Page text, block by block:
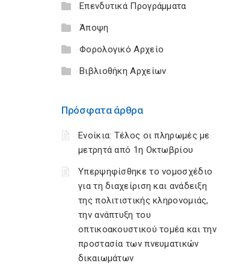
Επενδυτικά Προγράμματα
Άποψη
Φορολογικό Αρχείο
Βιβλιοθήκη Αρχείων
Πρόσφατα άρθρα
Ενοίκια: Τέλος οι πληρωμές με
μετρητά από 1η Οκτωβρίου
Υπερψηφίσθηκε το νομοσχέδιο
για τη διαχείριση και ανάδειξη
της πολιτιστικής κληρονομιάς,
την ανάπτυξη του
οπτικοακουστικού τομέα και την
προστασία των πνευματικών
δικαιωμάτων